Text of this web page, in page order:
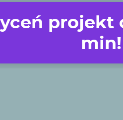
ogrodzie.
Twoje potrzeby.
projektu
projekt
min!